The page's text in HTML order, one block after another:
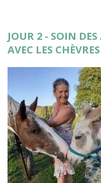
JOUR 2 - SOIN
AVEC LES